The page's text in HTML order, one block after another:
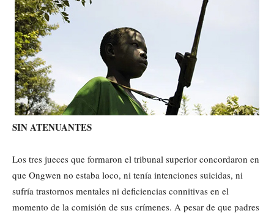
SIN ATENUANTES
Los tres jueces que formaron el tribunal superior concordaron en
que Ongwen no estaba loco, ni tenía intenciones suicidas, ni
sufría trastornos mentales ni deficiencias connitivas en el
momento de la comisión de sus crímenes. A pesar de que padres